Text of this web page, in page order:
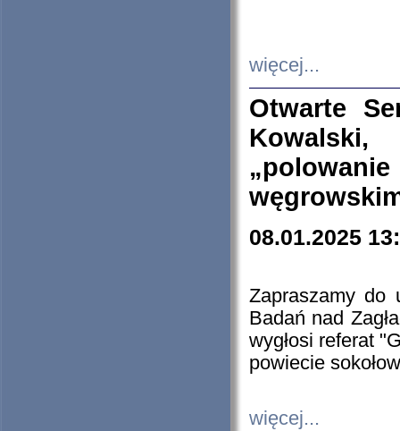
więcej...
Otwarte
08.01.2025
Zapraszamy do
Badań nad
wygłosi referat
powiecie
więcej...